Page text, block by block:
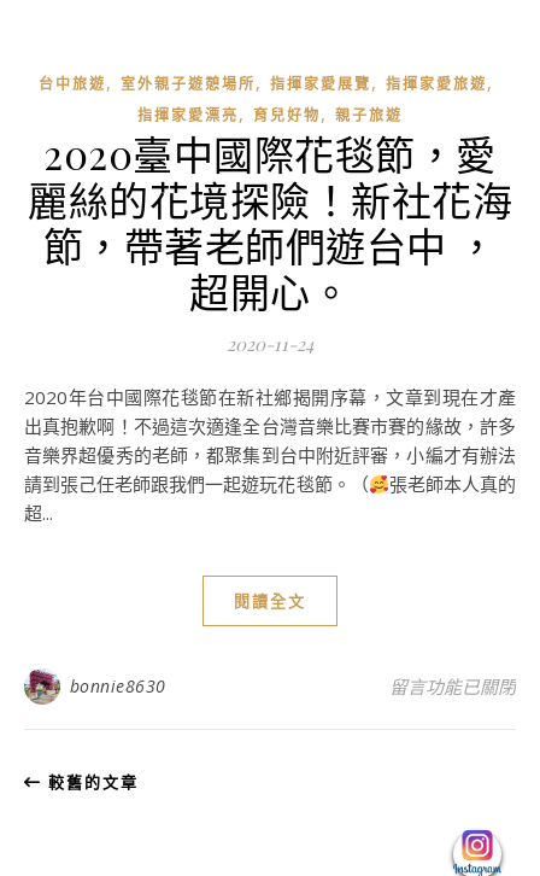
台中旅遊, 室外親子遊憩場所, 指揮家愛展覽, 指揮家愛旅遊,
指揮家愛漂亮, 育兒好物, 親子旅遊
2020臺中國際花毯節，愛
麗絲的花境探險！新社花海
節，帶著老師們遊台中 ，
超開心。
2020-11-24
2020年台中國際花毯節在新社鄉揭開序幕，文章到現在才產
出真抱歉啊！不過這次適逢全台灣音樂比賽市賽的緣故，許多
音樂界超優秀的老師，都聚集到台中附近評審，小編才有辦法
請到張己任老師跟我們一起遊玩花毯節。（
張老師本人真的
超...
閱讀全文
bonnie8630 在〈2020臺中國
留言功能已關閉
較舊的文章